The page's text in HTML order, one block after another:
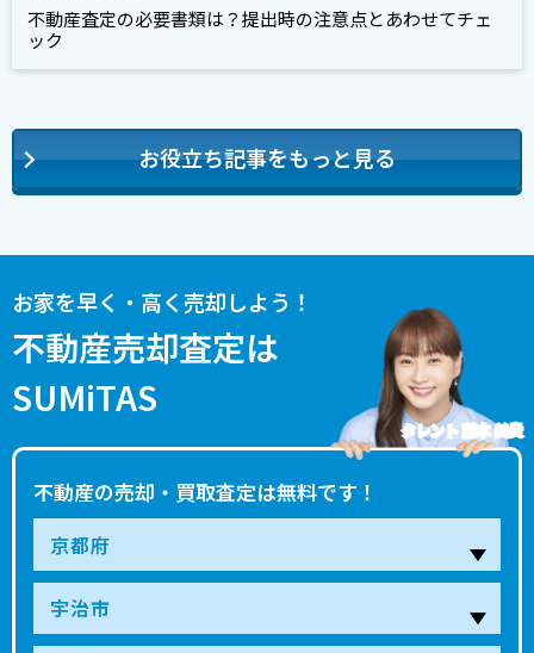
不動産査定の必要書類は？提出時の注意点とあわせてチェ
ック
お役立ち記事をもっと見る
お家を早く・高く売却しよう！
不動産売却査定は
SUMiTAS
不動産の売却・買取査定は無料です！
タレント 藤本 美貴